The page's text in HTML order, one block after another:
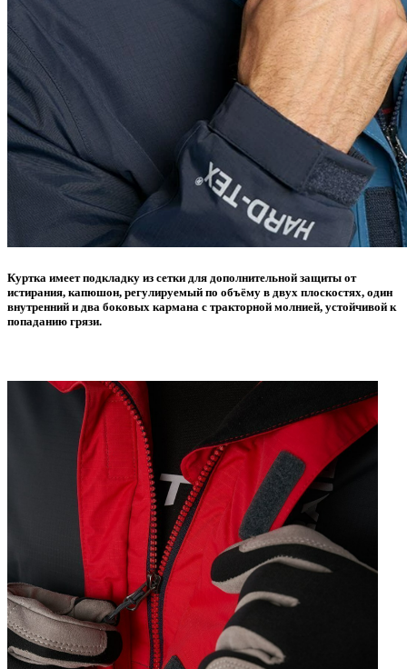
Куртка имеет подкладку из сетки для дополнительной защиты от
истирания, капюшон, регулируемый по объёму в двух плоскостях, один
внутренний и два боковых кармана с тракторной молнией, устойчивой к
попаданию грязи.